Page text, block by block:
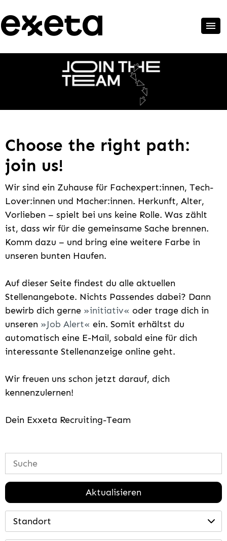
Choose the right path:
join us!
Wir sind ein Zuhause für Fachexpert:innen, Tech-
Lover:innen und Macher:innen. Herkunft, Alter,
Vorlieben – spielt bei uns keine Rolle. Was zählt
ist, dass wir für die gemeinsame Sache brennen.
Komm dazu – und bring eine weitere Farbe in
unseren bunten Haufen.
Auf dieser Seite findest du alle aktuellen
Stellenangebote. Nichts Passendes dabei? Dann
bewirb dich gerne
initiativ
oder trage dich in
unseren
Job Alert
ein. Somit erhältst du
automatisch eine E-Mail, sobald eine für dich
interessante Stellenanzeige online geht.
Wir freuen uns schon jetzt darauf, dich
kennenzulernen!
Dein Exxeta Recruiting-Team
Aktualisieren
Standort